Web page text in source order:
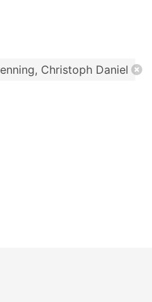
Christoph Daniel